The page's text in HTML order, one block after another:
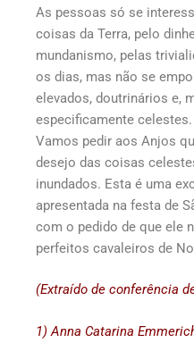
As pessoas só se
coisas da Terra, pelo
mundanismo, pelas
os dias, mas não se
elevados, doutrinários e,
especificamente celestes.
Vamos pedir aos Anjos
desejo das coisas
inundados. Esta é uma
apresentada na festa de
com o pedido de que ele
perfeitos cavaleiros de
(Extraído de conferência
1) Anna Catarina